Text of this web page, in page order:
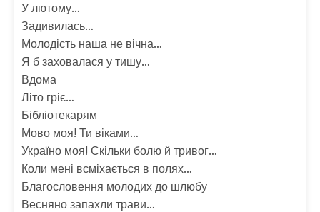
У лютому…
Задивилась…
Молодість наша не вічна…
Я б заховалася у тишу…
Вдома
Літо гріє…
Бібліотекарям
Мово моя! Ти віками…
Україно моя! Скільки болю й тривог…
Коли мені всміхається в полях…
Благословення молодих до шлюбу
Весняно запахли трави…